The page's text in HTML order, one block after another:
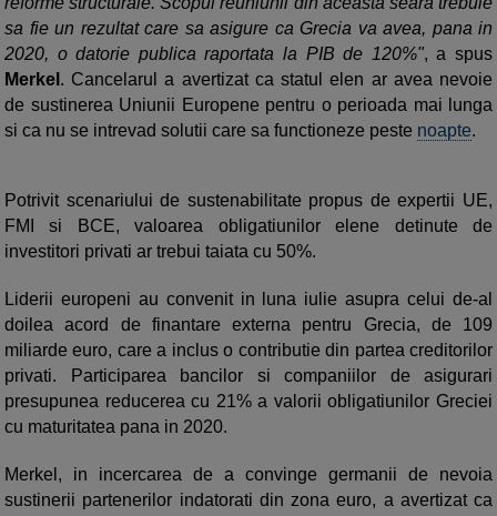
sa fie un rezultat care sa asigure ca Grecia va avea, pana in
2020, o datorie publica raportata la PIB de 120%", a spus
Merkel . Cancelarul a avertizat ca statul elen ar avea nevoie
de sustinerea Uniunii Europene pentru o perioada mai lunga
si ca nu se intrevad solutii care sa functioneze peste noapte.
Potrivit scenariului de sustenabilitate propus de expertii UE,
FMI si BCE, valoarea obligatiunilor elene detinute de
investitori privati ar trebui taiata cu 50%.
Liderii europeni au convenit in luna iulie asupra celui de-al
doilea acord de finantare externa pentru Grecia, de 109
miliarde euro, care a inclus o contributie din partea creditorilor
privati. Participarea bancilor si companiilor de asigurari
presupunea reducerea cu 21% a valorii obligatiunilor Greciei
cu maturitatea pana in 2020.
Merkel, in incercarea de a convinge germanii de nevoia
sustinerii partenerilor indatorati din zona euro, a avertizat ca